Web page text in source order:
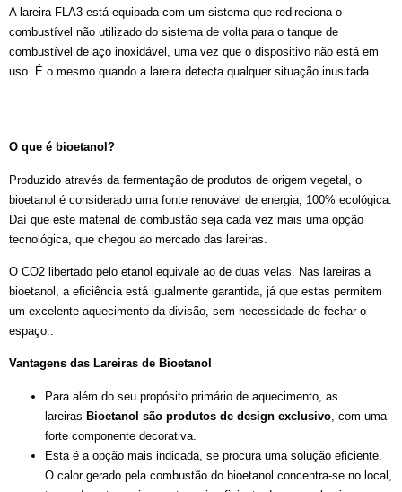
A lareira FLA3 está equipada com um sistema que redireciona o
combustível não utilizado do sistema de volta para o tanque de
combustível de aço inoxidável, uma vez que o dispositivo não está em
uso. É o mesmo quando a lareira detecta qualquer situação inusitada.
O que é bioetanol?
Produzido através da fermentação de produtos de origem vegetal, o
bioetanol é considerado uma fonte renovável de energia, 100% ecológica.
Daí que este material de combustão seja cada vez mais uma opção
tecnológica, que chegou ao mercado das lareiras.
O CO2 libertado pelo etanol equivale ao de duas velas. Nas lareiras a
bioetanol, a eficiência está igualmente garantida, já que estas permitem
um excelente aquecimento da divisão, sem necessidade de fechar o
espaço..
Vantagens das Lareiras de Bioetanol
Para além do seu propósito primário de aquecimento, as
lareiras Bioetanol sao produtos de design exclusivo , com uma
forte componente decorativa.
Esta é a opção mais indicada, se procura uma solução eficiente.
O calor gerado pela combustão do bioetanol concentra-se no local,